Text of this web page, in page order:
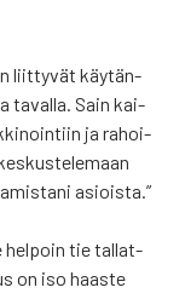
liit­ty­vät käy­tän­
taval­la. Sain kai­
ja rahoi­
asiois­ta.”
hel­poin tie tal­lat­
on iso haas­te